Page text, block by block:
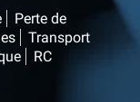
Perte de
Transport
RC